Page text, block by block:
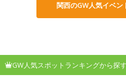
関西のGW人気イベン
GW人気スポットランキングから探す